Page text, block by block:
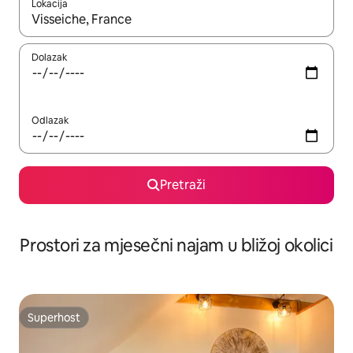
Lokacija
Kada budu dostupni rezultati, moći ćete ih pregledati
Dolazak
Odlazak
Pretraži
Prostori za mjesečni najam u bližoj okolici
Superhost
Superhost